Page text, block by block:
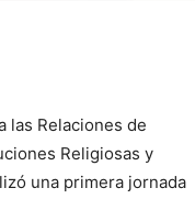
las Relaciones de
Religiosas y
una primera jornada